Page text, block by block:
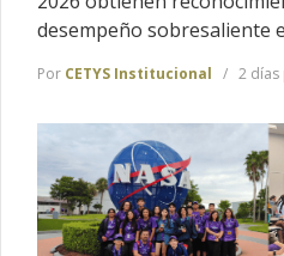
desempeño sobresaliente
Por CETYS Institucional 2 días